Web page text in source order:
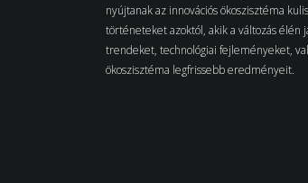
nyújtanak az innovációs ökoszisztéma
történeteket azoktól, akik a változás élén
trendeket, technológiai fejleményeket,
ökoszisztéma legfrissebb eredményeit.